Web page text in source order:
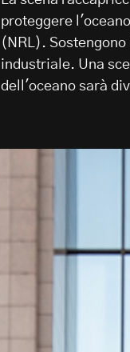
proteggere
(NRL).
industriale. Una
dell'oceano sarà